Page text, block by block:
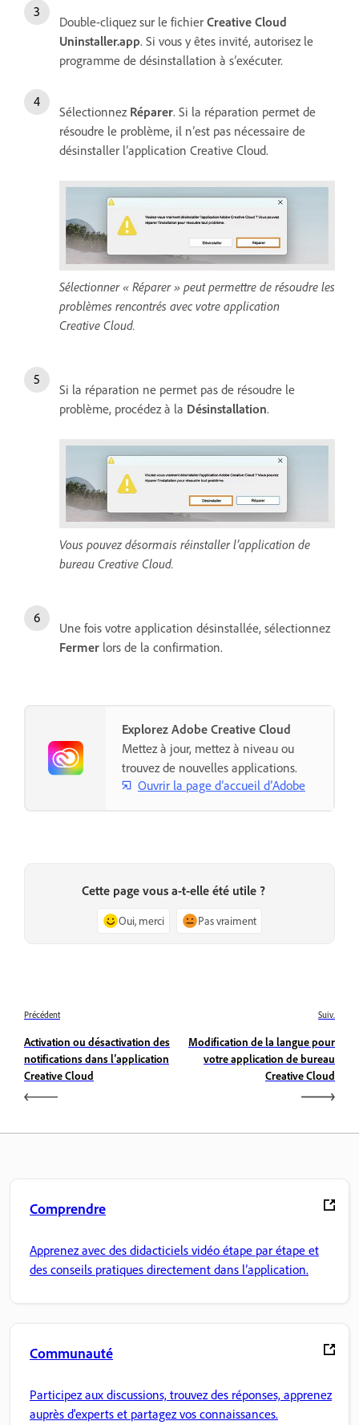
Double-cliquez sur le fichier Creative Cloud
Uninstaller.app. Si vous y êtes invité, autorisez le
programme de désinstallation à s’exécuter.
Sélectionnez Réparer. Si la réparation permet de
résoudre le problème, il n’est pas nécessaire de
désinstaller l’application Creative Cloud.
Sélectionner « Réparer » peut permettre de résoudre les
problèmes rencontrés avec votre application
Creative Cloud.
Si la réparation ne permet pas de résoudre le
problème, procédez à la Désinstallation.
Vous pouvez désormais réinstaller l’application de
bureau Creative Cloud.
Une fois votre application désinstallée, sélectionnez
Fermer lors de la confirmation.
Explorez Adobe Creative Cloud
Mettez à jour, mettez à niveau ou
trouvez de nouvelles applications.
Ouvrir la page d’accueil d’Adobe
Cette page vous a-t-elle été utile ?
Oui, merci Pas vraiment
Précédent
Activation ou désactivation des
notifications dans l’application
Creative Cloud
Suiv.
Modification de la langue pour
votre application de bureau
Creative Cloud
Comprendre
Apprenez avec des didacticiels vidéo étape par étape et
des conseils pratiques directement dans l’application.
Communauté
Participez aux discussions, trouvez des réponses, apprenez
auprès d'experts et partagez vos connaissances.